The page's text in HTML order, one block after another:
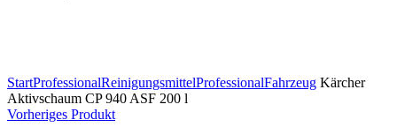
StartProfessionalReinigungsmittelProfessionalFahrzeug Kärcher
Aktivschaum CP 940 ASF 200 l
Vorheriges Produkt